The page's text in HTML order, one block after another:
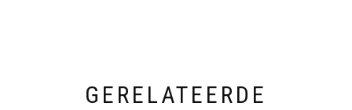
GERELATEERDE